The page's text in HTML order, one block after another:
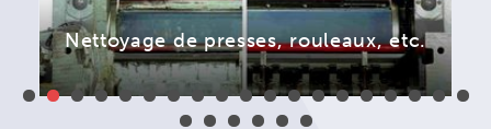
Nettoyage de moules de moulage
par...